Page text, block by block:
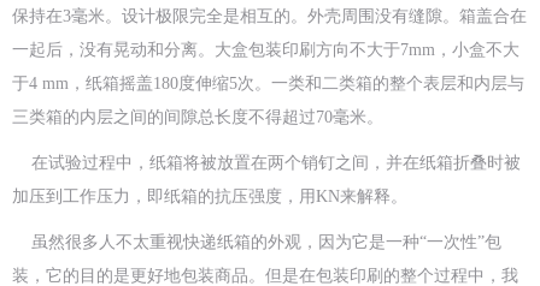
保持在3毫米。设计极限完全是相互的。外壳周围没有缝隙。箱盖合在
一起后，没有晃动和分离。大盒包装印刷方向不大于7mm，小盒不大
于4 mm，纸箱摇盖180度伸缩5次。一类和二类箱的整个表层和内层与
三类箱的内层之间的间隙总长度不得超过70毫米。
在试验过程中，纸箱将被放置在两个销钉之间，并在纸箱折叠时被
加压到工作压力，即纸箱的抗压强度，用KN来解释。
虽然很多人不太重视快递纸箱的外观，因为它是一种“一次性”包
装，它的目的是更好地包装商品。但是在包装印刷的整个过程中，我